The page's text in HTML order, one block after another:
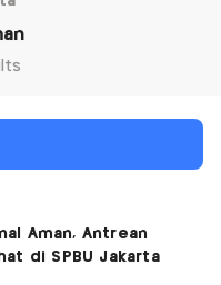
Aman, Antrean
di SPBU Jakarta